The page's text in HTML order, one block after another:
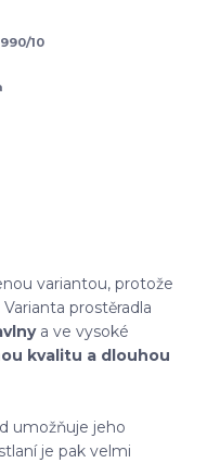
10
variantou, protože
Varianta prostěradla
a ve vysoké
kvalitu a dlouhou
umožňuje jeho
je pak velmi